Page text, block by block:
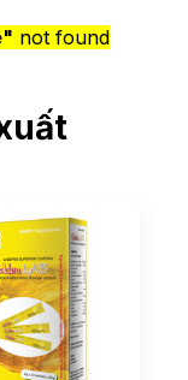
not found